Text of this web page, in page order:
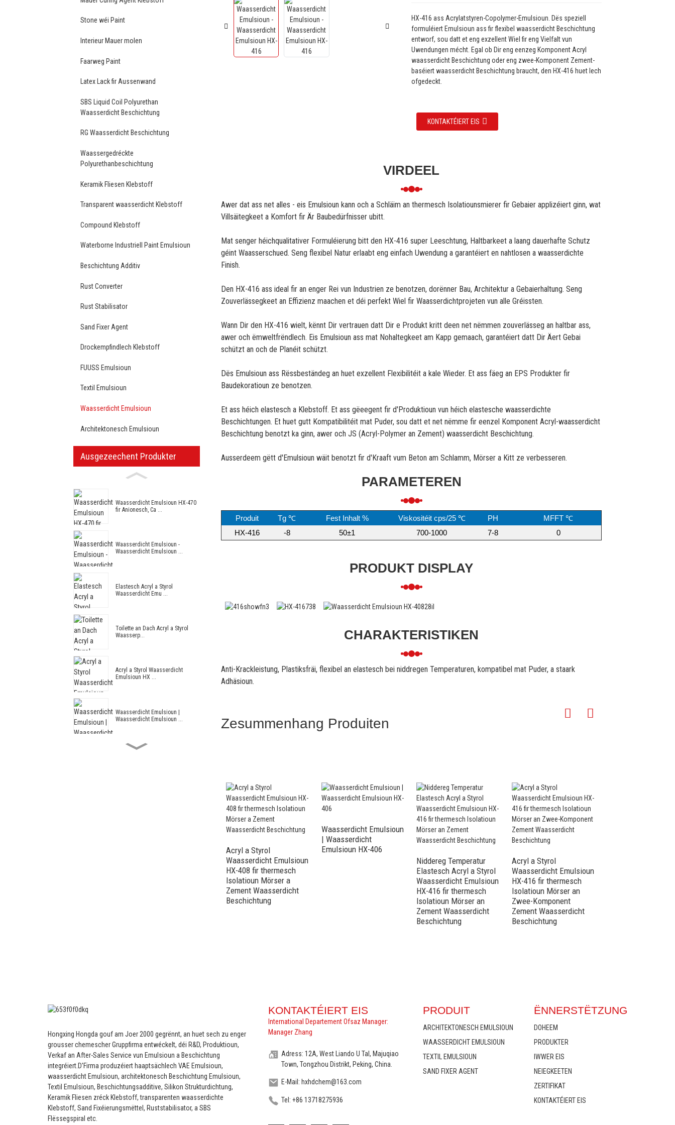
Stone wéi Paint
Interieur Mauer molen
Faarweg Paint
Latex Lack fir Aussenwand
SBS Liquid Coil Polyurethan
Waasserdicht Beschichtung
RG Waasserdicht Beschichtung
Waassergedréckte
Polyurethanbeschichtung
Keramik Fliesen Klebstoff
Transparent waasserdicht Klebstoff
Compound Klebstoff
Waterborne Industriell Paint Emulsioun
Beschichtung Additiv
Rust Converter
Rust Stabilisator
Sand Fixer Agent
Drockempfindlech Klebstoff
FUUSS Emulsioun
Textil Emulsioun
Waasserdicht Emulsioun
Architektonesch Emulsioun
Ausgezeechent Produkter
Waasserdicht Emulsioun HX-470
fir Anionesch, Ca ...
Waasserdicht Emulsioun -
Waasserdicht Emulsioun ...
Elastesch Acryl a Styrol
Waasserdicht Emu ...
Toilette an Dach Acryl a Styrol
Waasserp...
Acryl a Styrol Waasserdicht
Emulsioun HX ...
Waasserdicht Emulsioun |
Waasserdicht Emulsioun ...
HX-416 ass Acrylatstyren-Copolymer-Emulsioun. Dës speziell
formuléiert Emulsioun ass fir flexibel waasserdicht Beschichtung
entworf, sou datt et eng exzellent Wiel fir eng Vielfalt vun
Uwendungen mécht. Egal ob Dir eng eenzeg Komponent Acryl
waasserdicht Beschichtung oder eng zwee-Komponent Zement-
baséiert waasserdicht Beschichtung braucht, den HX-416 huet Iech
ofgedeckt.
KONTAKTÉIERT EIS
VIRDEEL
Awer dat ass net alles - eis Emulsioun kann och a Schläim an thermesch Isolatiounsmierer fir Gebaier applizéiert ginn, wat
Villsäitegkeet a Komfort fir Är Baubedürfnisser ubitt.
Mat senger héichqualitativer Formuléierung bitt den HX-416 super Leeschtung, Haltbarkeet a laang dauerhafte Schutz
géint Waasserschued. Seng flexibel Natur erlaabt eng einfach Uwendung a garantéiert en nahtlosen a waasserdichte
Finish.
Den HX-416 ass ideal fir an enger Rei vun Industrien ze benotzen, dorënner Bau, Architektur a Gebaierhaltung. Seng
Zouverlässegkeet an Effizienz maachen et déi perfekt Wiel fir Waasserdichtprojeten vun alle Gréissten.
Wann Dir den HX-416 wielt, kënnt Dir vertrauen datt Dir e Produkt kritt deen net nëmmen zouverlässeg an haltbar ass,
awer och ëmweltfrëndlech. Eis Emulsioun ass mat Nohaltegkeet am Kapp gemaach, garantéiert datt Dir Äert Gebai
schützt an och de Planéit schützt.
Dës Emulsioun ass Rëssbeständeg an huet exzellent Flexibilitéit a kale Wieder. Et ass fäeg an EPS Produkter fir
Baudekoratioun ze benotzen.
Et ass héich elastesch a Klebstoff. Et ass gëeegent fir d'Produktioun vun héich elastesche waasserdichte
Beschichtungen. Et huet gutt Kompatibilitéit mat Puder, sou datt et net nëmme fir eenzel Komponent Acryl-waasserdicht
Beschichtung benotzt ka ginn, awer och JS (Acryl-Polymer an Zement) waasserdicht Beschichtung.
Ausserdeem gëtt d'Emulsioun wäit benotzt fir d'Kraaft vum Beton am Schlamm, Mörser a Kitt ze verbesseren.
PARAMETEREN
Produit Tg ℃ Fest Inhalt % Viskositéit cps/25 ℃ PH
MFFT ℃
HX-416
-8 50±1 700-1000 7-8 0
PRODUKT DISPLAY
CHARAKTERISTIKEN
Anti-Krackleistung, Plastiksfräi, flexibel an elastesch bei niddregen Temperaturen, kompatibel mat Puder, a staark
Adhäsioun.
Zesummenhang Produiten
Acryl a Styrol
Waasserdicht Emulsioun
HX-408 fir thermesch
Isolatioun Mörser a
Zement Waasserdicht
Beschichtung
Waasserdicht Emulsioun
| Waasserdicht
Emulsioun HX-406
Niddereg Temperatur
Elastesch Acryl a Styrol
Waasserdicht Emulsioun
HX-416 fir thermesch
Isolatioun Mörser an
Zement Waasserdicht
Beschichtung
Acryl a Styrol
Waasserdicht Emulsioun
HX-416 fir thermesch
Isolatioun Mörser an
Zwee-Komponent
Zement Waasserdicht
Beschichtung
Hongxing Hongda gouf am Joer 2000 gegrënnt, an huet sech zu enger
grousser chemescher Gruppfirma entwéckelt, déi R&D, Produktioun,
Verkaf an After-Sales Service vun Emulsioun a Beschichtung
integréiert. D'Firma produzéiert haaptsächlech VAE Emulsioun,
waasserdicht Emulsioun, architektonesch Beschichtung Emulsioun,
Textil Emulsioun, Beschichtungsadditive, Silikon Strukturdichtung,
Keramik Fliesen zréck Klebstoff, transparenten waasserdichte
Klebstoff, Sand Fixéierungsmëttel, Ruststabilisator, a SBS
Flëssegspiral etc.
KONTAKTÉIERT EIS
International Departement Ofsaz Manager:
Manager Zhang
Adress: 12A, West Liando U Tal, Majuqiao
Town, Tongzhou Distrikt, Peking, China.
E-Mail: hxhdchem@163.com
Tel: +86 13718275936
PRODUIT
ARCHITEKTONESCH EMULSIOUN
WAASSERDICHT EMULSIOUN
TEXTIL EMULSIOUN
SAND FIXER AGENT
ËNNERSTËTZUNG
DOHEEM
PRODUKTER
IWWER EIS
NEIEGKEETEN
ZERTIFIKAT
KONTAKTÉIERT EIS